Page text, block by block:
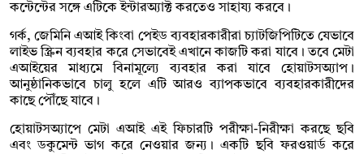
কন্টেন্টের সঙ্গে এটিকে ইন্টারঅ্যাক্ট করতেও সাহায্য করবে।
গর্ক, জেমিনি এআই কিংবা পেইড ব্যবহারকারীরা চ্যাটজিপিটিতে যেভাবে
লাইভ স্ক্রিন ব্যবহার করে সেভাবেই এখানে কাজটি করা যাবে। তবে মেটা
এআইয়ের মাধ্যমে বিনামূল্যে ব্যবহার করা যাবে হোয়াটসঅ্যাপ।
আনুষ্ঠানিকভাবে চালু হলে এটি আরও ব্যাপকভাবে ব্যবহারকারীদের
কাছে পৌঁছে যাবে।
হোয়াটসঅ্যাপে মেটা এআই এই ফিচারটি পরীক্ষা-নিরীক্ষা করছে ছবি
এবং ডকুমেন্ট ভাগ করে নেওয়ার জন্য। একটি ছবি ফরওয়ার্ড করে